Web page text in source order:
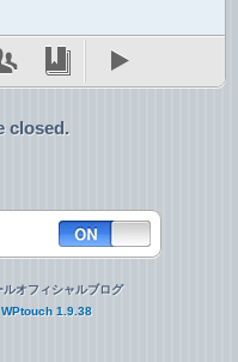
closed.
オフィシャルブログ
WPtouch 1.9.38